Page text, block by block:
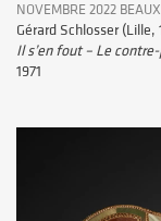
NOVEMBRE 2022
Gérard Schlosser (Lille,
Il s’en fout – Le
1971